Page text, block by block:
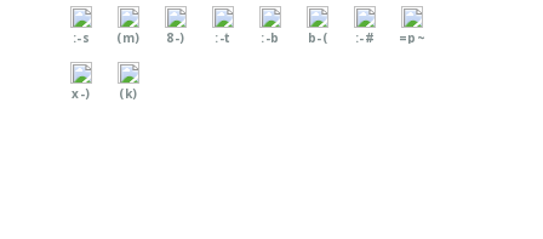
:-s (m) 8-) :-t :-b b-( :-# =p~
x-) (k)